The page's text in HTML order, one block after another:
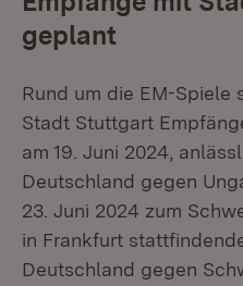
geplant
Rund um die EM-Spiele
Stadt Stuttgart
am 19. Juni 2024,
Deutschland gegen
23. Juni 2024 zum
in Frankfurt
Deutschland gegen